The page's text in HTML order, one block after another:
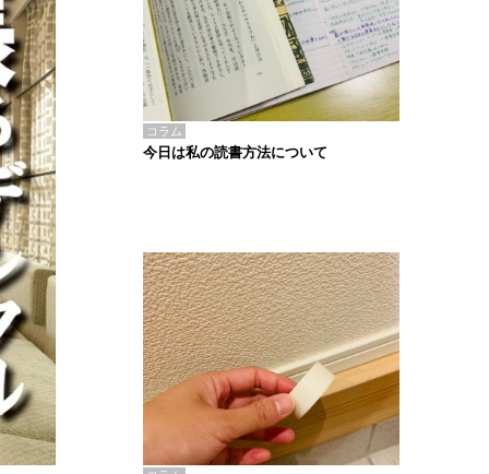
コラム
今日は私の読書方法について